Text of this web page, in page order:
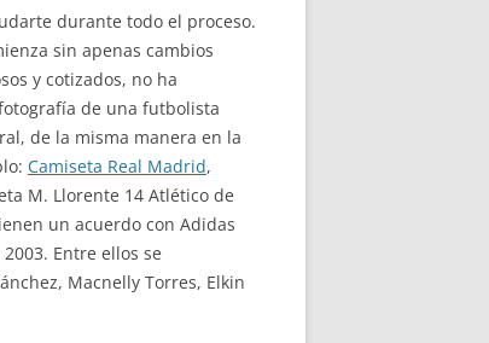
durante todo el proceso.
sin apenas cambios
y cotizados, no ha
de una futbolista
de la misma manera en la
Camiseta Real Madrid,
M. Llorente 14 Atlético de
un acuerdo con Adidas
Entre ellos se
Macnelly Torres, Elkin